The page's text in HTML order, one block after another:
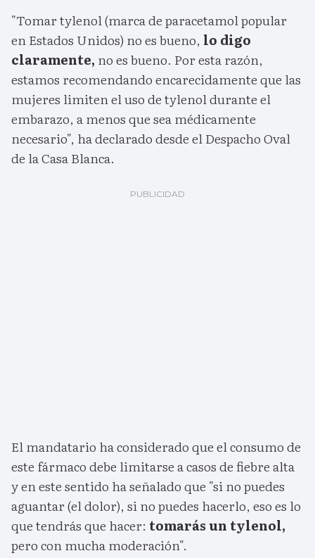
"Tomar tylenol (marca de paracetamol popular
en Estados Unidos) no es bueno, lo digo
claramente, no es bueno. Por esta razón,
estamos recomendando encarecidamente que las
mujeres limiten el uso de tylenol durante el
embarazo, a menos que sea médicamente
necesario", ha declarado desde el Despacho Oval
de la Casa Blanca.
El mandatario ha considerado que el consumo de
este fármaco debe limitarse a casos de fiebre alta
y en este sentido ha señalado que "si no puedes
aguantar (el dolor), si no puedes hacerlo, eso es lo
que tendrás que hacer: tomarás un tylenol,
pero con mucha moderación".